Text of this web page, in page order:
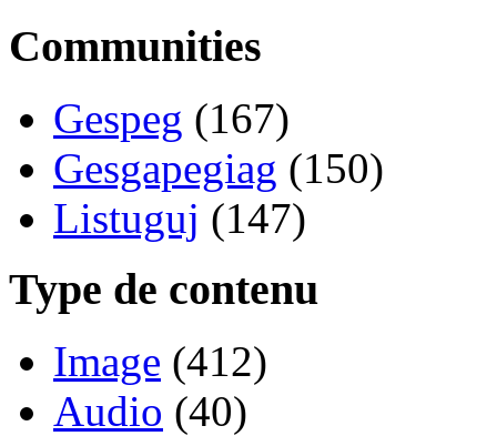
Communities
Gespeg (167)
Gesgapegiag (150)
Listuguj (147)
Type de contenu
Image (412)
Audio (40)